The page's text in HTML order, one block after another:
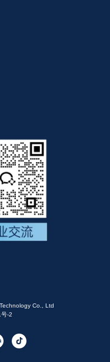
Co., Ltd
-2